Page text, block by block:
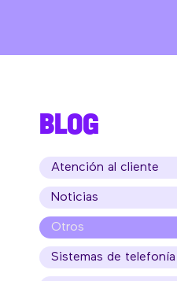
BLOG
Atención al cliente
Noticias
Otros
Sistemas de telefonía